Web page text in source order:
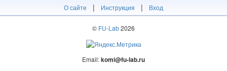
О сайте | Инструкция | Вход
© FU-Lab2026
Email:komi@fu-lab.ru